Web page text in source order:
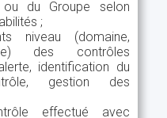
du Groupe selon
;
niveau (domaine,
des contrôles
identification du
gestion des
effectué avec